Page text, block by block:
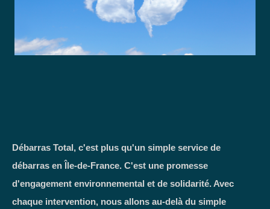
Débarras Total, c'est plus qu'un simple service de
débarras en Île-de-France. C'est une promesse
d'engagement environnemental et de solidarité. Avec
chaque intervention, nous allons au-delà du simple